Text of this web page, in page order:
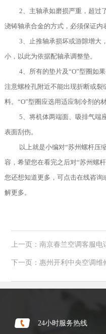
2、主轴承如磨损严重，超过
浇铸轴承合金的方式，必须保证内
3、止推轴承损坏或游隙增大
小，以此为依据配轴承调整垫。
4、所有的垫片及“O”型圈如
注意螺栓孔附近不能出现折断或
料。“O”型圈应选用适应制冷剂的材
5、将机体两端面、吸排气端
表面刮伤。
以上就是小编对“苏州螺杆压
容，希望您在看完之后对“苏州螺
您还想知道更多，可点击在线咨询
解更多。
上一页：南京春兰空调客服电
下一页：惠州开利中央空调维
24小时服务热线